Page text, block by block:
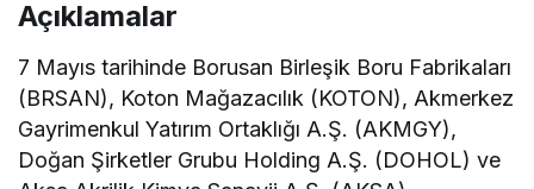
Açıklamalar
7 Mayıs tarihinde Borusan Birleşik Boru Fabrikaları
(BRSAN), Koton Mağazacılık (KOTON), Akmerkez
Gayrimenkul Yatırım Ortaklığı A.Ş. (AKMGY),
Doğan Şirketler Grubu Holding A.Ş. (DOHOL) ve